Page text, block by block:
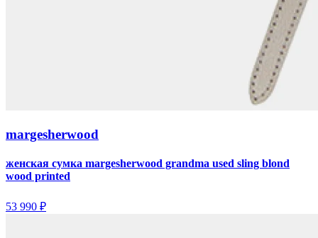
margesherwood
женская сумка margesherwood grandma used sling blond
wood printed
53 990 ₽